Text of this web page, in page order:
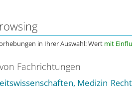
in Ihrer Auswahl: Wert mit
Fachrichtungen
Medizin